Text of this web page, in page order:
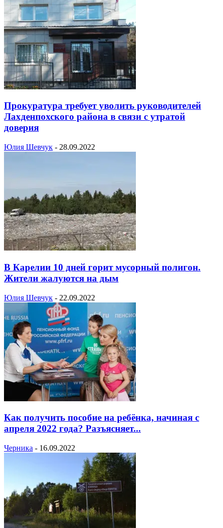
Прокуратура требует уволить руководителей
Лахденпохского района в связи с утратой
доверия
Юлия Шевчук - 28.09.2022
В Карелии 10 дней горит мусорный полигон.
Жители жалуются на дым
Юлия Шевчук - 22.09.2022
Как получить пособие на ребёнка, начиная с
апреля 2022 года? Разъясняет...
Черника - 16.09.2022